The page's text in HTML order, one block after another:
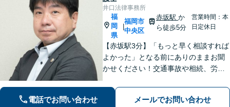
井口法律事務所
福
岡
県
|
福岡市
中央区
赤坂駅 か
ら徒歩5分
営業時間：本
日定休日
【赤坂駅3分】「もっと早く相談すれば
よかった」となる前にありのままお聞
かせください！交通事故や相続、労
寄り添い、納得して次の一歩を踏み出
せるよう全力でサポートします【夜
電話でお問い合わせ メールでお問い合わせ